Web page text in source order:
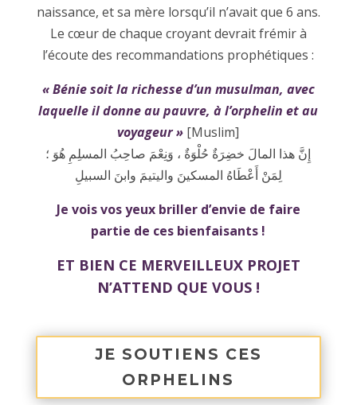
naissance, et sa mère lorsqu’il n’avait que 6 ans.
Le cœur de chaque croyant devrait frémir à
l’écoute des recommandations prophétiques :
« Bénie soit la richesse d’un musulman, avec
laquelle il donne au pauvre, à l’orphelin et au
voyageur » [Muslim]
إِنَّ هذا المالَ خضِرَةٌ حُلْوَةٌ ، وَنِعْمَ صاحِبُ المسلِمِ هُوَ ؛
لِمَنْ أَعْطَاهُ المسكينَ واليتيمَ وابنَ السبيلِ
Je vois vos yeux briller d’envie de faire
partie de ces bienfaisants !
ET BIEN CE MERVEILLEUX PROJET
N’ATTEND QUE VOUS !
JE SOUTIENS CES
ORPHELINS